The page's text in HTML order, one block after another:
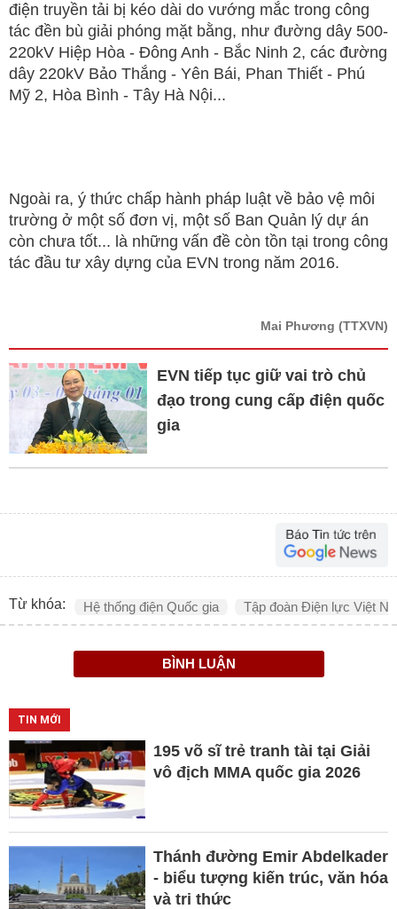
điện truyền tải bị kéo dài do vướng mắc trong công
tác đền bù giải phóng mặt bằng, như đường dây 500-
220kV Hiệp Hòa - Đông Anh - Bắc Ninh 2, các đường
dây 220kV Bảo Thắng - Yên Bái, Phan Thiết - Phú
Mỹ 2, Hòa Bình - Tây Hà Nội...
Ngoài ra, ý thức chấp hành pháp luật về bảo vệ môi
trường ở một số đơn vị, một số Ban Quản lý dự án
còn chưa tốt... là những vấn đề còn tồn tại trong công
tác đầu tư xây dựng của EVN trong năm 2016.
Mai Phương (TTXVN)
EVN tiếp tục giữ vai trò chủ
đạo trong cung cấp điện quốc
gia
Từ khóa: Hệ thống điện Quốc gia Tập đoàn Điện lực Việt
BÌNH LUẬN
TIN MỚI
195 võ sĩ trẻ tranh tài tại Giải
vô địch MMA quốc gia 2026
Thánh đường Emir Abdelkader
- biểu tượng kiến trúc, văn hóa
và tri thức